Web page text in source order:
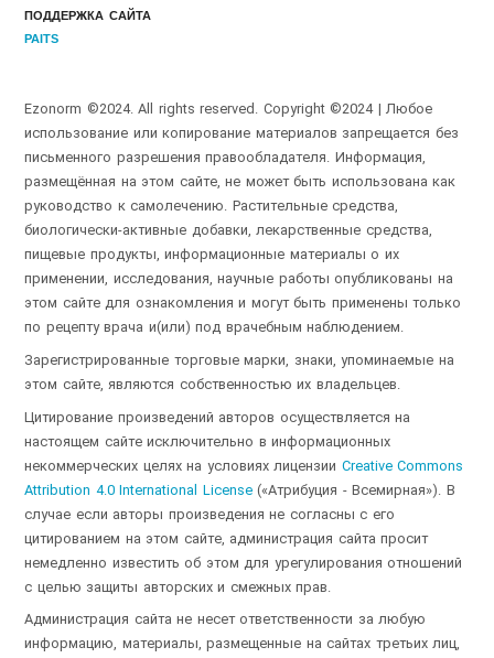
ПОДДЕРЖКА САЙТА
PAITS
Ezonorm ©2024. All rights reserved. Copyright ©2024 | Любое
использование или копирование материалов запрещается без
письменного разрешения правообладателя. Информация,
размещённая на этом сайте, не может быть использована как
руководство к самолечению. Растительные средства,
биологически-активные добавки, лекарственные средства,
пищевые продукты, информационные материалы о их
применении, исследования, научные работы опубликованы на
этом сайте для ознакомления и могут быть применены только
по рецепту врача и(или) под врачебным наблюдением.
Зарегистрированные торговые марки, знаки, упоминаемые на
этом сайте, являются собственностью их владельцев.
Цитирование произведений авторов осуществляется на
настоящем сайте исключительно в информационных
некоммерческих целях на условиях лицензии Creative Commons
Attribution 4.0 International License(«Атрибуция - Всемирная»). В
случае если авторы произведения не согласны с его
цитированием на этом сайте, администрация сайта просит
немедленно известить об этом для урегулирования отношений
с целью защиты авторских и смежных прав.
Администрация сайта не несет ответственности за любую
информацию, материалы, размещенные на сайтах третьих лиц,